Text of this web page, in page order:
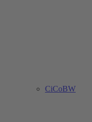
CiCoBW